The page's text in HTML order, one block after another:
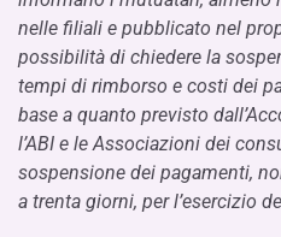
nelle filiali e pubblicato nel
possibilità di chiedere la
tempi di rimborso e costi dei
base a quanto previsto
l’ABI e le Associazioni dei
sospensione dei pagamenti,
a trenta giorni, per l’esercizio